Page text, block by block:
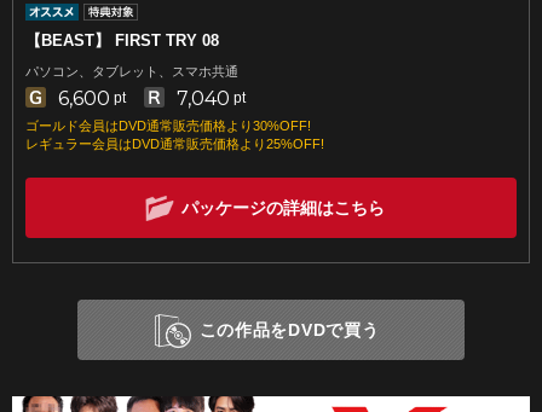
【BEAST】 FIRST TRY 08
パソコン、タブレット、スマホ共通
6,600 pt 7,040 pt
ゴールド会員はDVD通常販売価格より30%OFF!
レギュラー会員はDVD通常販売価格より25%OFF!
パッケージの詳細はこちら
この作品をDVDで買う